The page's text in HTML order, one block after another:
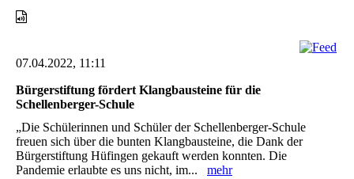
07.04.2022, 11:11
Bürgerstiftung fördert Klangbausteine für die
Schellenberger-Schule
„Die Schülerinnen und Schüler der Schellenberger-Schule
freuen sich über die bunten Klangbausteine, die Dank der
Bürgerstiftung Hüfingen gekauft werden konnten. Die
Pandemie erlaubte es uns nicht, im... mehr